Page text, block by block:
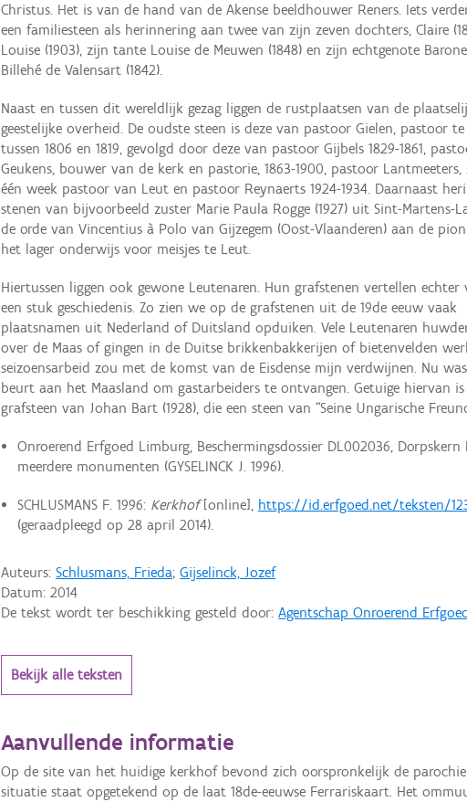
Christus. Het is van de hand van de Akense beeldhouwer Reners. Iets
een familiesteen als herinnering aan twee van zijn zeven dochters, Claire
Louise (1903), zijn tante Louise de Meuwen (1848) en zijn echtgenote
Billehé de Valensart (1842).
Naast en tussen dit wereldlijk gezag liggen de rustplaatsen van de
geestelijke overheid. De oudste steen is deze van pastoor Gielen, pastoor
tussen 1806 en 1819, gevolgd door deze van pastoor Gijbels 1829-1861,
Geukens, bouwer van de kerk en pastorie, 1863-1900, pastoor Lantmeeters,
één week pastoor van Leut en pastoor Reynaerts 1924-1934. Daarnaast
stenen van bijvoorbeeld zuster Marie Paula Rogge (1927) uit Sint-Martens-
de orde van Vincentius à Polo van Gijzegem (Oost-Vlaanderen) aan de
het lager onderwijs voor meisjes te Leut.
Hiertussen liggen ook gewone Leutenaren. Hun grafstenen vertellen echter
een stuk geschiedenis. Zo zien we op de grafstenen uit de 19de eeuw vaak
plaatsnamen uit Nederland of Duitsland opduiken. Vele Leutenaren
over de Maas of gingen in de Duitse brikkenbakkerijen of bietenvelden
seizoensarbeid zou met de komst van de Eisdense mijn verdwijnen. Nu
beurt aan het Maasland om gastarbeiders te ontvangen. Getuige hiervan
grafsteen van Johan Bart (1928), die een steen van “Seine Ungarische
Onroerend Erfgoed Limburg, Beschermingsdossier DL002036,
meerdere monumenten (GYSELINCK J. 1996).
SCHLUSMANS F. 1996: Kerkhof[online], https://id.erfgoed.net/teksten/
(geraadpleegd op 28 april 2014).
Auteurs:Schlusmans, Frieda;Gijselinck, Jozef
Datum:2014
De tekst wordt ter beschikking gesteld door:Agentschap Onroerend
Bekijk alle teksten
Aanvullende informatie
Op de site van het huidige kerkhof bevond zich oorspronkelijk de
situatie staat opgetekend op de laat 18de-eeuwse Ferrariskaart. Het